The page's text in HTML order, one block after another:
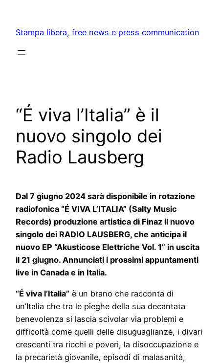
content
Stampa libera, free news e press communication
“É viva l’Italia” è il
nuovo singolo dei
Radio Lausberg
Dal 7 giugno 2024 sarà disponibile in rotazione
radiofonica “É VIVA L’ITALIA” (Salty Music
Records) produzione artistica di Finaz il nuovo
singolo dei RADIO LAUSBERG, che anticipa il
nuovo EP “Akusticose Elettriche Vol. 1” in uscita
il 21 giugno. Annunciati i prossimi appuntamenti
live in Canada e in Italia.
“É viva l’Italia” è un brano che racconta di
un’Italia che tra le pieghe della sua decantata
benevolenza si lascia scivolar via problemi e
difficoltà come quelli delle disuguaglianze, i divari
crescenti tra ricchi e poveri, la disoccupazione e
la precarietà giovanile, episodi di malasanità,